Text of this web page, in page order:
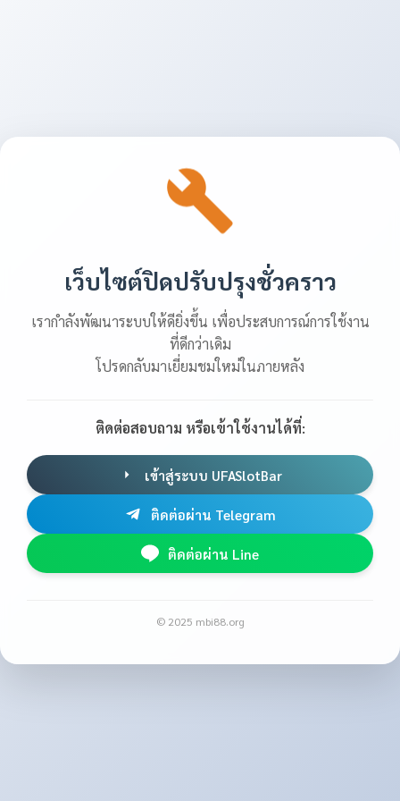
เว็บไซต์ปิดปรับปรุงชั่วคราว
เรากำลังพัฒนาระบบให้ดียิ่งขึ้น เพื่อประสบการณ์การใช้งาน
ที่ดีกว่าเดิม
โปรดกลับมาเยี่ยมชมใหม่ในภายหลัง
ติดต่อสอบถาม หรือเข้าใช้งานได้ที่:
เข้าสู่ระบบ UFASlotBar
ติดต่อผ่าน Telegram
ติดต่อผ่าน Line
© 2025 mbi88.org